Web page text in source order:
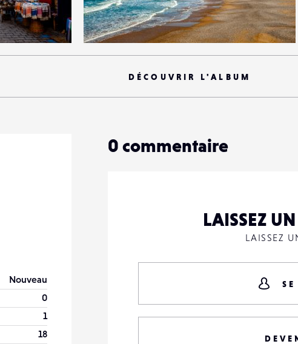
0
23
DÉCOUVRIR L'ALBUM
Nouveau
0
1
18
0 commentaire
LAISSEZ
LAISSEZ